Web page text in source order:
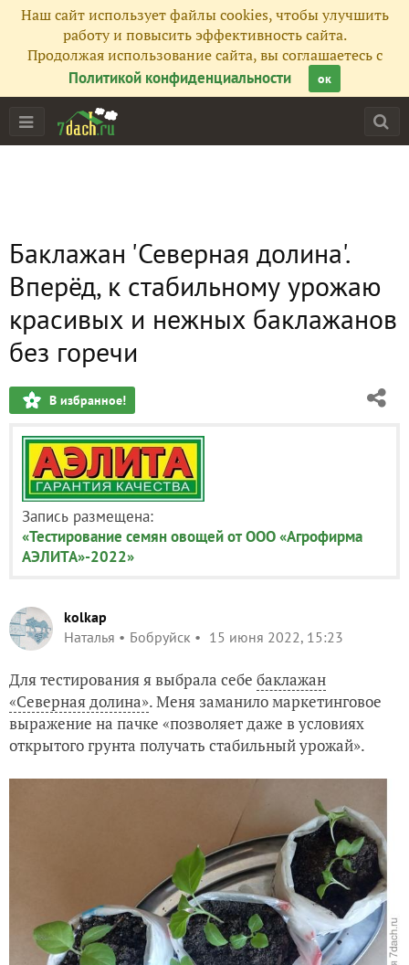
Наш сайт использует файлы cookies, чтобы улучшить
работу и повысить эффективность сайта.
Продолжая использование сайта, вы соглашаетесь с
Политикой конфиденциальности
ок
Баклажан 'Северная долина'.
Вперёд, к стабильному урожаю
красивых и нежных баклажанов
без горечи
В избранное!
Запись размещена:
«Тестирование семян овощей от ООО «Агрофирма
АЭЛИТА»-2022»
kolkap
Наталья
Бобруйск 15 июня 2022, 15:23
Для тестирования я выбрала себе баклажан
«Северная долина». Меня заманило маркетинговое
выражение на пачке «позволяет даже в условиях
открытого грунта получать стабильный урожай».